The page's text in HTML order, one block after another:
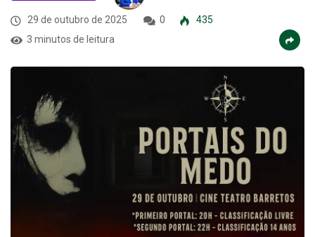
29 de outubro de 2025 0
435
3 minutos de leitura